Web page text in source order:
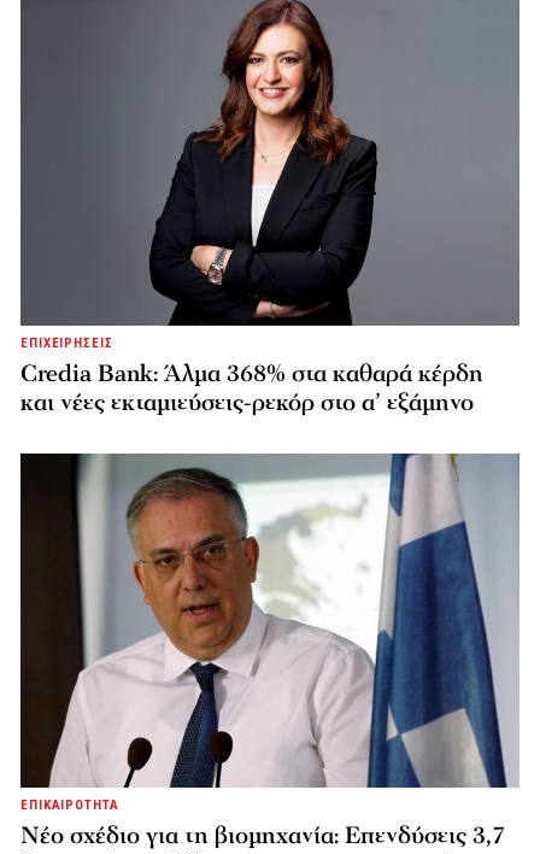
ΕΠΙΧΕΙΡΗΣΕΙΣ
Credia Bank: Άλμα 368% στα καθαρά κέρδη
και νέες εκταμιεύσεις-ρεκόρ στο α’ εξάμηνο
ΕΠΙΚΑΙΡΟΤΗΤΑ
Νέο σχέδιο για τη βιομηχανία: Επενδύσεις 3,7